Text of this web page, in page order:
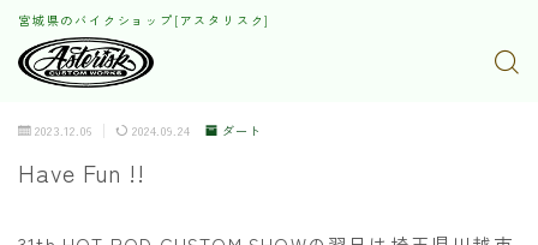
宮城県のバイクショップ[アスタリスク]
2023.12.06 2024.09.24 ダート
Have Fun !!